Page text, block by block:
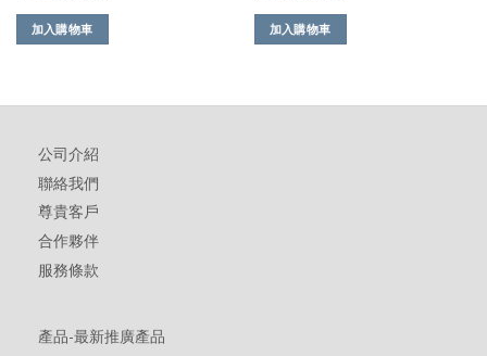
加入購物車 加入購物車
公司介紹
聯絡我們
尊貴客戶
合作夥伴
服務條款
產品-最新推廣產品